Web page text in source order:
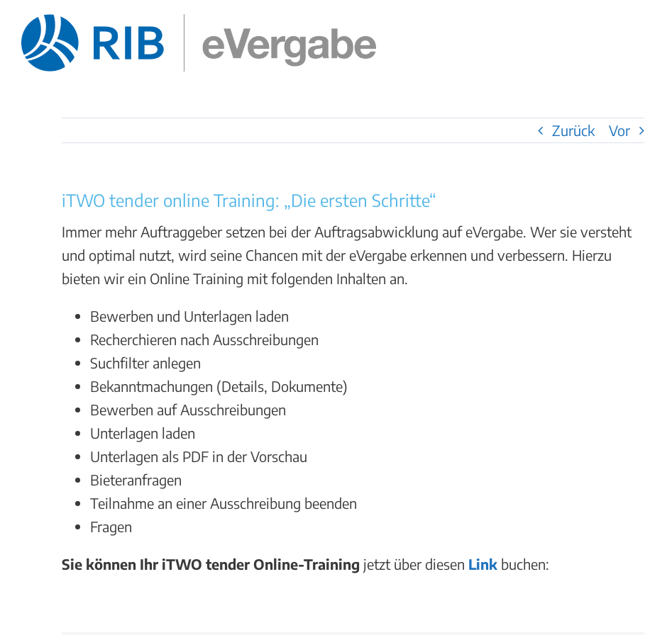
Inhalt
springen
Zurück Vor
iTWO tender online Training: „Die ersten Schritte“
Immer mehr Auftraggeber setzen bei der Auftragsabwicklung auf eVergabe. Wer sie versteht
und optimal nutzt, wird seine Chancen mit der eVergabe erkennen und verbessern. Hierzu
bieten wir ein Online Training mit folgenden Inhalten an.
Bewerben und Unterlagen laden
Recherchieren nach Ausschreibungen
Suchfilter anlegen
Bekanntmachungen (Details, Dokumente)
Bewerben auf Ausschreibungen
Unterlagen laden
Unterlagen als PDF in der Vorschau
Bieteranfragen
Teilnahme an einer Ausschreibung beenden
Fragen
Sie können Ihr iTWO tender Online-Training jetzt über diesen Link buchen: